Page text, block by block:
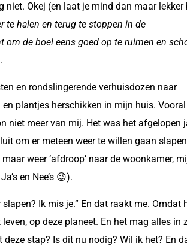
niet. Okej (en laat je mind dan maar lekker
te halen en terug te stoppen in de
om de boel eens goed op te ruimen en
en rondslingerende verhuisdozen naar
plantjes herschikken in mijn huis.
niet meer van mij. Het was het afgelopen
om er meteen weer te willen gaan
weer ‘afdroop’ naar de woonkamer,
en Nee’s 😉).
Ik mis je.” En dat raakt me. Omdat
op deze planeet. En het mag alles in
stap? Is dit nu nodig? Wil ik het? En